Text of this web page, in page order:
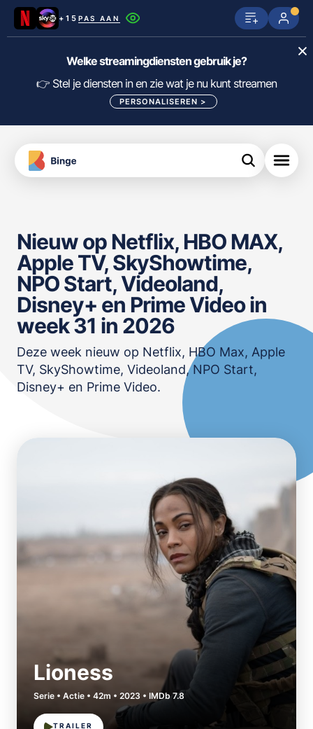
+15 PAS AAN
Netflix SkyShowtime Prime Video
Disney+ Videoland HBO Max
Viaplay Apple TV
meJane Canal+
FILTER FILMS EN SERIES OP MIJN
DIENSTEN
ALLES/NIETS SELECTEREN
OPSLAAN
Welke streamingdiensten gebruik je?
👉 Stel je diensten in en zie wat je nu kunt streamen
PERSONALISEREN >
Download
de
Binge
App
Nieuw op Netflix, HBO MAX,
Apple TV, SkyShowtime,
NPO Start, Videoland,
Disney+ en Prime Video in
week 31 in 2026
Deze week nieuw op Netflix, HBO Max, Apple
TV, SkyShowtime, Videoland, NPO Start,
Disney+ en Prime Video.
Lioness
Serie • Actie • 42m • 2023 • IMDb 7.8
TRAILER